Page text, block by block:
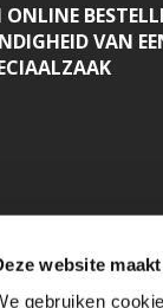
website
gebruiken
VAN